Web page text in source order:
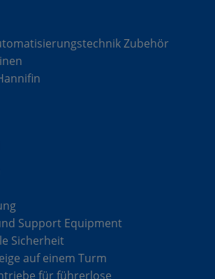
Zubehör
Support Equipment
Sicherheit
auf einem Turm
für führerlose